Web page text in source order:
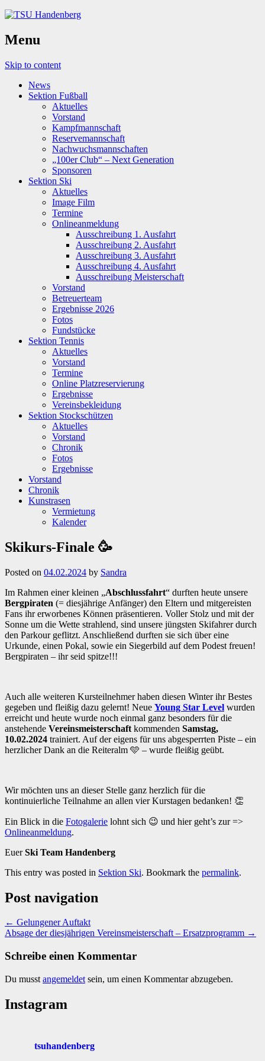
Menu
Skip to content
News
Sektion Fußball
Aktuelles
Vorstand
Kampfmannschaft
Reservemannschaft
Nachwuchsmannschaften
„100er Club“ – Next Generation
Sponsoren
Sektion Ski
Aktuelles
Image Film
Termine
Onlineanmeldung
Ausschreibung 1. Ausfahrt
Ausschreibung 2. Ausfahrt
Ausschreibung 3. Ausfahrt
Ausschreibung 4. Ausfahrt
Ausschreibung Meisterschaft
Vorstand
Betreuerteam
Ergebnisse 2026
Fotos
Fundstücke
Sektion Tennis
Aktuelles
Vorstand
Termine
Online Platzreservierung
Ergebnisse
Vereinsbekleidung
Sektion Stockschützen
Aktuelles
Vorstand
Chronik
Fotos
Ergebnisse
Vorstand
Chronik
Kunstrasen
Vermietung
Kalender
Skikurs-Finale 🥳
Posted on 04.02.2024 by Sandra
Im Rahmen einer kleinen „Abschlussfahrt“ durften heute unsere
Bergpiraten (= diesjährige Anfänger) den Eltern und mitgereisten
Fans ihr erworbenes Können präsentieren. Voller Stolz und mit der
Sonne um die Wette strahlend, sind unsere jüngsten Skifahrer durch
den Parkour geflitzt. Anschließend durften sie sich über eine
Urkunde, einen Pokal, sowie ein Siegerbild auf dem Podest freuen!
Bergpiraten – ihr seid spitze!!!
Auch alle weiteren Kursteilnehmer haben diesen Winter ihr Bestes
gegeben und fleißig dazu gelernt! Neue Young Star Level wurden
erreicht und heute wurde noch einmal ganz besonders für die
anstehende Vereinsmeisterschaft kommenden Samstag,
10.02.2024 trainiert. Auf der eigens für uns abgesperrten Piste – ein
herzlicher Dank an die Reiteralm 🩵 – wurde fleißig geübt.
Wir möchten uns an dieser Stelle ganz herzlich für die
kontinuierliche Teilnahme an allen vier Kurstagen bedanken! 👏
Ein Blick in die Fotogalerie lohnt sich 😉 und hier geht’s zur =>
Onlineanmeldung.
EuerSki Team Handenberg
This entry was posted in Sektion Ski. Bookmark the permalink.
Post navigation
← Gelungener Auftakt
Absage der diesjährigen Vereinsmeisterschaft – Ersatzprogramm →
Schreibe einen Kommentar
Du musst angemeldet sein, um einen Kommentar abzugeben.
Instagram
tsuhandenberg